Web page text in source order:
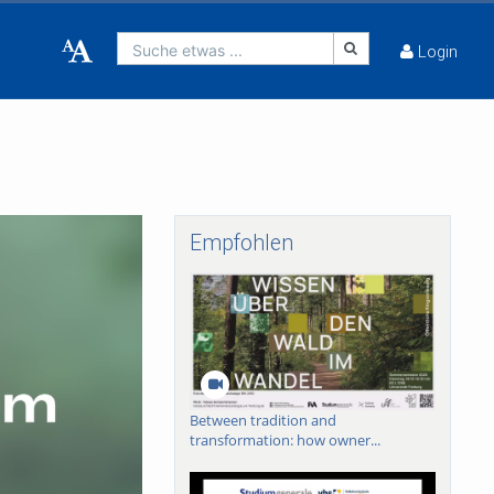
Suche etwas ... Login
Empfohlen
Between tradition and
transformation: how owner...